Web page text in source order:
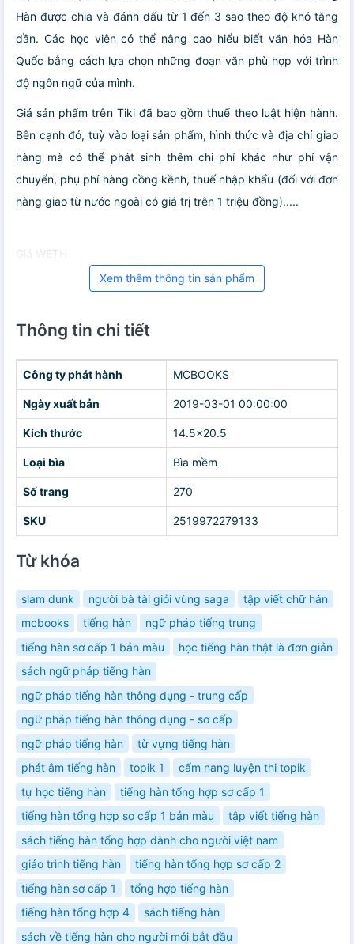
Hàn được chia và đánh dấu từ 1 đến 3 sao theo độ khó tăng
dần. Các học viên có thể nâng cao hiểu biết văn hóa Hàn
Quốc bằng cách lựa chọn những đoạn văn phù hợp với trình
độ ngôn ngữ của mình.
Giá sản phẩm trên Tiki đã bao gồm thuế theo luật hiện hành.
Bên cạnh đó, tuỳ vào loại sản phẩm, hình thức và địa chỉ giao
hàng mà có thể phát sinh thêm chi phí khác như phí vận
chuyển, phụ phí hàng cồng kềnh, thuế nhập khẩu (đối với đơn
hàng giao từ nước ngoài có giá trị trên 1 triệu đồng).....
Giá WETH
Xem thêm thông tin sản phẩm
Thông tin chi tiết
Công ty phát hành MCBOOKS
Ngày xuất bản 2019-03-01 00:00:00
Kích thước 14.5x20.5
Loại bìa Bìa mềm
Số trang 270
SKU 2519972279133
Từ khóa
slam dunk người bà tài giỏi vùng saga
tập viết chữ hán
mcbooks
tiếng hàn
ngữ pháp tiếng trung
tiếng hàn sơ cấp 1 bản màu
học tiếng hàn thật là đơn giản
sách ngữ pháp tiếng hàn
ngữ pháp tiếng hàn thông dụng - trung cấp
ngữ pháp tiếng hàn thông dụng - sơ cấp
ngữ pháp tiếng hàn
từ vựng tiếng hàn
phát âm tiếng hàn
topik 1
cẩm nang luyện thi topik
tự học tiếng hàn
tiếng hàn tổng hợp sơ cấp 1
tiếng hàn tổng hợp sơ cấp 1 bản màu
tập viết tiếng hàn
sách tiếng hàn tổng hợp dành cho người việt nam
giáo trình tiếng hàn
tiếng hàn tổng hợp sơ cấp 2
tiếng hàn sơ cấp 1
tổng hợp tiếng hàn
tiếng hàn tổng hợp 4
sách tiếng hàn
sách về tiếng hàn cho người mới bắt đầu